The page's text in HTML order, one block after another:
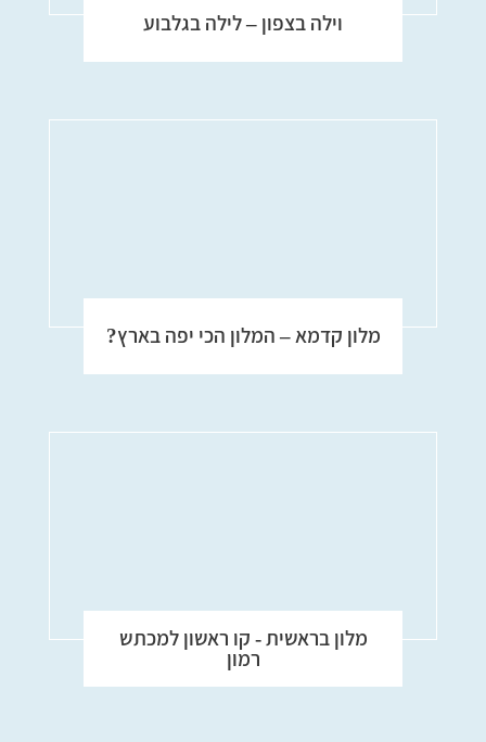
וילה בצפון – לילה בגלבוע
מלון קדמא – המלון הכי יפה בארץ?
מלון בראשית - קו ראשון למכתש
רמון